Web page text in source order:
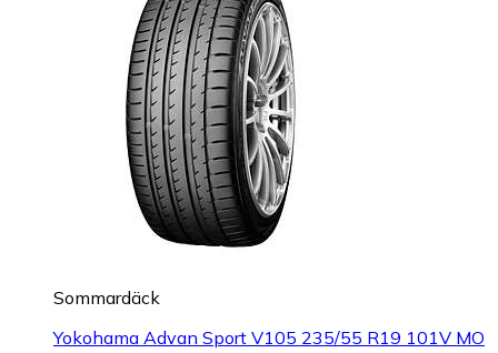
Sommardäck
Yokohama Advan Sport V105 235/55 R19 101V MO